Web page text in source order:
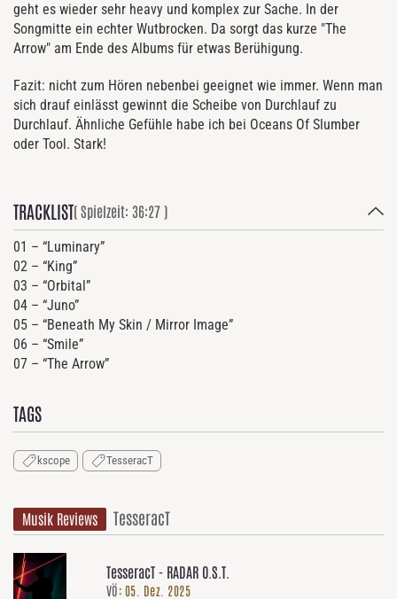
geht es wieder sehr heavy und komplex zur Sache. In der
Songmitte ein echter Wutbrocken. Da sorgt das kurze "The
Arrow" am Ende des Albums für etwas Berühigung.
Fazit: nicht zum Hören nebenbei geeignet wie immer. Wenn man
sich drauf einlässt gewinnt die Scheibe von Durchlauf zu
Durchlauf. Ähnliche Gefühle habe ich bei Oceans Of Slumber
oder Tool. Stark!
TRACKLIST( Spielzeit: 36:27 )
01 – “Luminary”
02 – “King”
03 – “Orbital”
04 – “Juno”
05 – “Beneath My Skin / Mirror Image”
06 – “Smile”
07 – “The Arrow”
TAGS
kscope TesseracT
Musik Reviews TesseracT
TesseracT - RADAR O.S.T.
VÖ: 05. Dez. 2025